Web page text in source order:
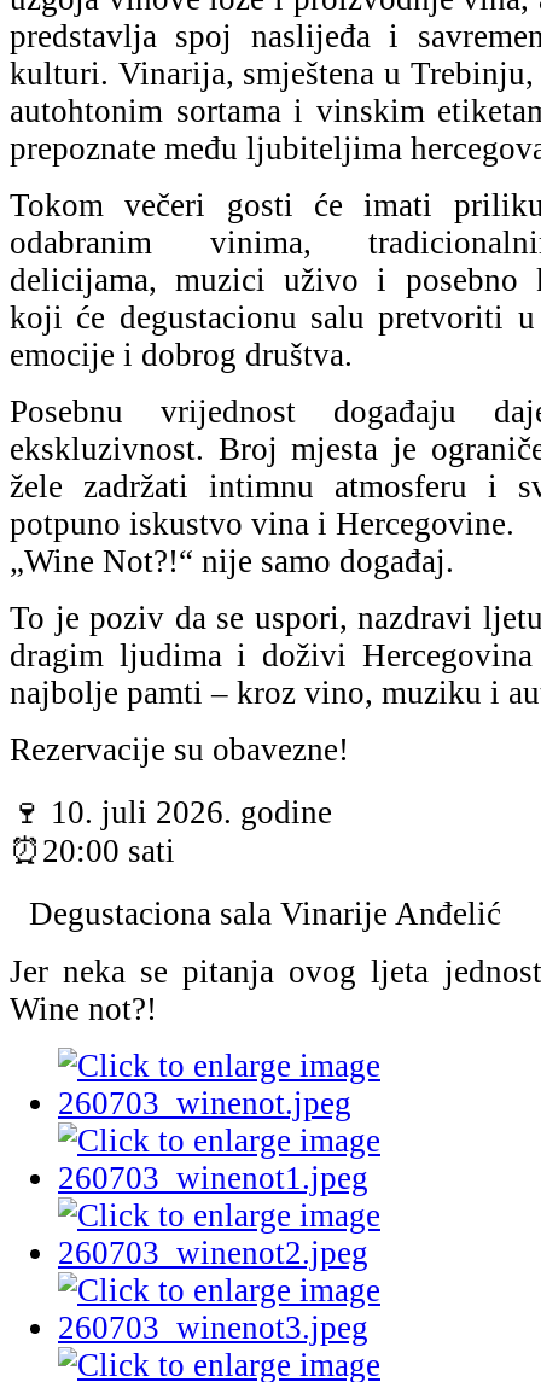
predstavlja spoj naslijeđa i
kulturi. Vinarija, smještena u
autohtonim sortama i vinskim
prepoznate među ljubiteljima
Tokom večeri gosti će imati
odabranim vinima,
delicijama, muzici uživo i posebno
koji će degustacionu salu pretvoriti
emocije i dobrog društva.
Posebnu vrijednost događaju
ekskluzivnost. Broj mjesta je
žele zadržati intimnu atmosferu i
potpuno iskustvo vina i Hercegovine.
„Wine Not?!“ nije samo događaj.
To je poziv da se uspori, nazdravi
dragim ljudima i doživi
najbolje pamti – kroz vino, muziku i
Rezervacije su obavezne!
🍷 10. juli 2026. godine
⏰20:00 sati
Degustaciona sala Vinarije Anđelić
Jer neka se pitanja ovog ljeta
Wine not?!